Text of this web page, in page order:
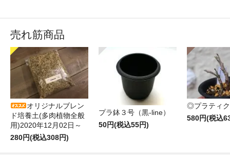
売れ筋商品
オリジナルブレン
ド培養土(多肉植物全般
用)2020年12月02日～
280円(税込308円)
プラ鉢３号（黒-line）
50円(税込55円)
◎プラティ
580円(税込